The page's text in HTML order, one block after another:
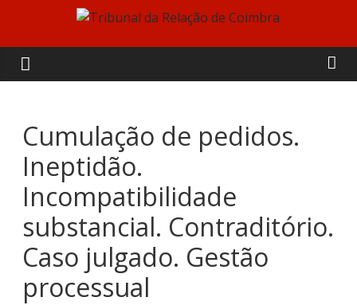
content
Tribunal
da
Relação
de
Coimbra
Cumulação de pedidos.
Ineptidão.
Incompatibilidade
substancial. Contraditório.
Caso julgado. Gestão
processual